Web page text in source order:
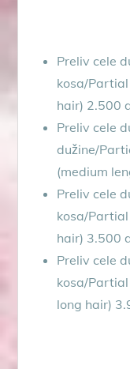
Preliv cele
kosa/
hair) 2.500
Preliv cele
dužine/
(medium
Preliv cele
kosa/
hair) 3.500
Preliv cele
kosa/
long hair)